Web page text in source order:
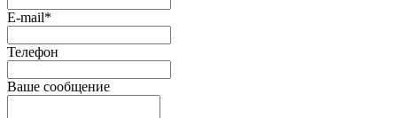
E-mail*
Телефон
Ваше сообщение